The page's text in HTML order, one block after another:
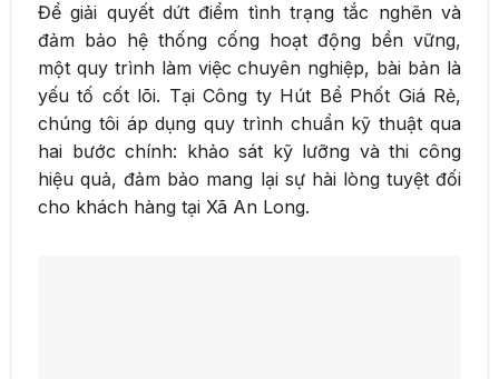
Để giải quyết dứt điểm tình trạng tắc nghẽn và
đảm bảo hệ thống cống hoạt động bền vững,
một quy trình làm việc chuyên nghiệp, bài bản là
yếu tố cốt lõi. Tại Công ty Hút Bể Phốt Giá Rẻ,
chúng tôi áp dụng quy trình chuẩn kỹ thuật qua
hai bước chính: khảo sát kỹ lưỡng và thi công
hiệu quả, đảm bảo mang lại sự hài lòng tuyệt đối
cho khách hàng tại Xã An Long.